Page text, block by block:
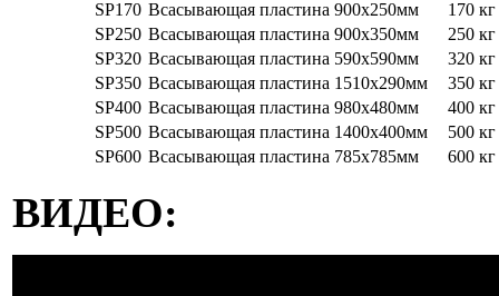
SP170 Всасывающая пластина 900х250мм
170 кг
SP250 Всасывающая пластина 900х350мм
250 кг
SP320 Всасывающая пластина 590х590мм
320 кг
SP350 Всасывающая пластина 1510х290мм
350 кг
SP400 Всасывающая пластина 980х480мм
400 кг
SP500 Всасывающая пластина 1400х400мм
500 кг
SP600 Всасывающая пластина 785х785мм 600 кг
ВИДЕО: